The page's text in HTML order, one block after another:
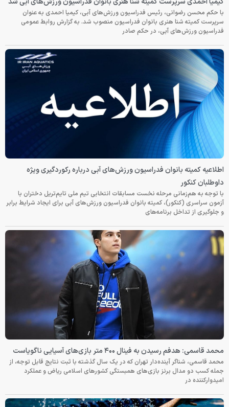
با حکم محسن رضوانی، رئیس فدراسیون ورزش‌های آبی، کیمیا احمدی به عنوان
سرپرست کمیته شنا هنری بانوان فدراسیون منصوب شد. به گزارش روابط عمومی
فدراسیون ورزش‌های آبی، در حکم صادر
اطلاعیه کمیته بانوان فدراسیون ورزش‌های آبی درباره رکوردگیری ویژه
داوطلبان کنکور
با توجه به هم‌زمانی مرحله نخست مسابقات انتخابی تیم ملی تایم‌تریل دختران با
آزمون سراسری (کنکور)، کمیته بانوان فدراسیون ورزش‌های آبی برای ایجاد شرایط برابر
و جلوگیری از تداخل برنامه‌های
محمد قاسمی: هدفم رسیدن به فینال ۴۰۰ متر بازی‌های آسیایی ناگویاست
محمد قاسمی، شناگر آینده‌دار تهران که در یک سال گذشته با ثبت نتایج قابل توجه، از
جمله کسب دو مدال برنز بازی‌های همبستگی کشورهای اسلامی ریاض و عملکرد
امیدوارکننده در